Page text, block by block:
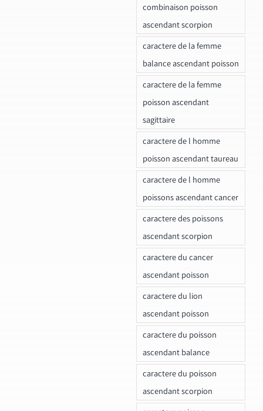
combinaison poisson
ascendant scorpion
caractere de la femme
balance ascendant poisson
caractere de la femme
poisson ascendant
sagittaire
caractere de l homme
poisson ascendant taureau
caractere de l homme
poissons ascendant cancer
caractere des poissons
ascendant scorpion
caractere du cancer
ascendant poisson
caractere du lion
ascendant poisson
caractere du poisson
ascendant balance
caractere du poisson
ascendant scorpion